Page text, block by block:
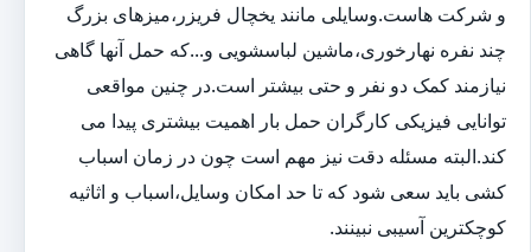
و شرکت هاست.وسایلی مانند یخچال فریزر،میزهای بزرگ
چند نفره نهارخوری،ماشین لباسشویی و...که حمل آنها گاهی
نیازمند کمک دو نفر و حتی بیشتر است.در چنین مواقعی
توانایی فیزیکی کارگران حمل بار اهمیت بیشتری پیدا می
کند.البته مسئله دقت نیز مهم است چون در زمان اسباب
کشی باید سعی شود که تا حد امکان وسایل،اسباب و اثاثیه
کوچکترین آسیبی نبینند.